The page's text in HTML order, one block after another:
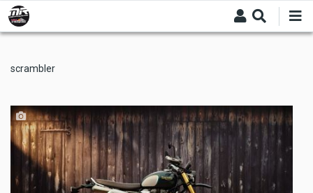
Skip
to
main
scrambler